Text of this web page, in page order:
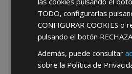
*Abstenerse particulares, sólo venta a
TODO, configurarlas
CONFIGURAR COOKIES o
pulsando el botón
Además, puede consultar
sobre la Política de